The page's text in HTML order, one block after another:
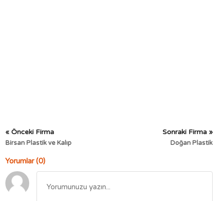
« Önceki Firma
Birsan Plastik ve Kalıp
Sonraki Firma »
Doğan Plastik
Yorumlar (0)